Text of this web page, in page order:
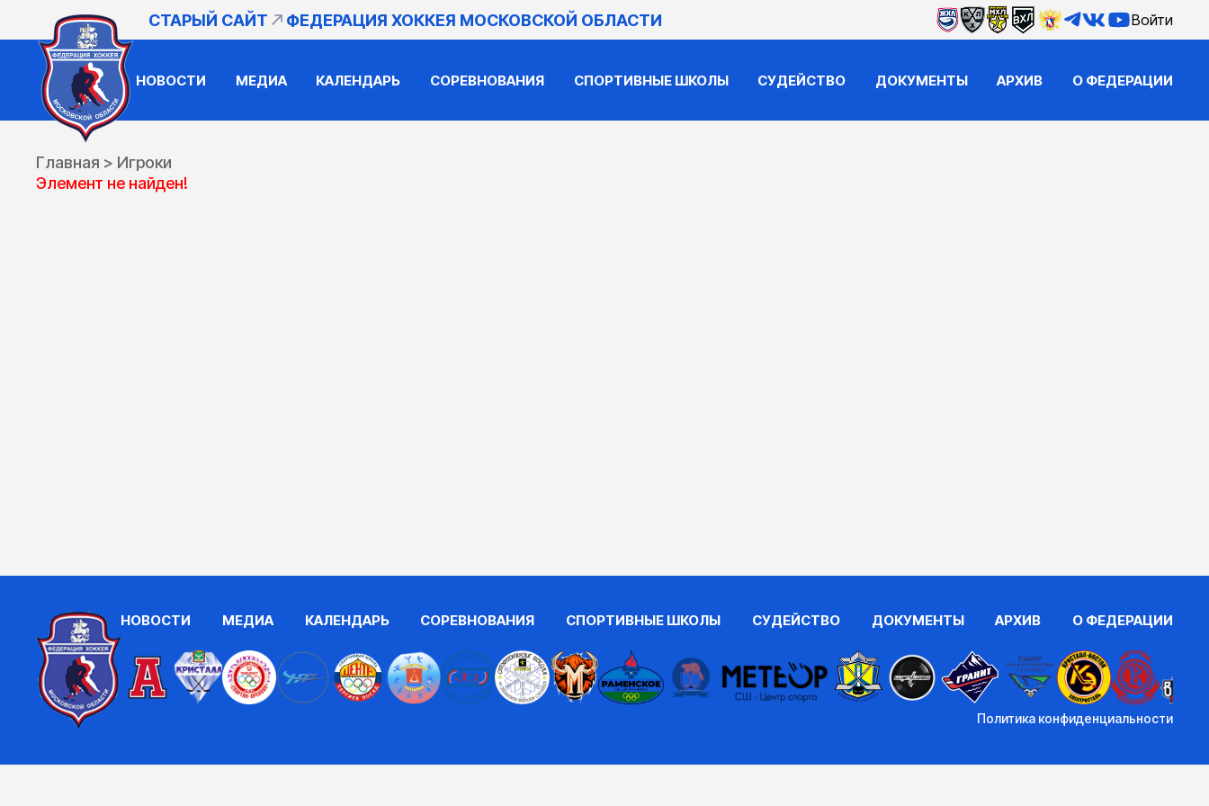
СТАРЫЙ САЙТ ФЕДЕРАЦИЯ ХОККЕЯ МОСКОВСКОЙ ОБЛАСТИ Войти
НОВОСТИ МЕДИА КАЛЕНДАРЬ СОРЕВНОВАНИЯ СПОРТИВНЫЕ ШКОЛЫ СУДЕЙСТВО ДОКУМЕНТЫ АРХИВ О ФЕДЕРАЦИИ
Главная > Игроки
Элемент не найден!
НОВОСТИ МЕДИА КАЛЕНДАРЬ СОРЕВНОВАНИЯ СПОРТИВНЫЕ ШКОЛЫ СУДЕЙСТВО ДОКУМЕНТЫ АРХИВ О ФЕДЕРАЦИИ
Политика конфиденциальности